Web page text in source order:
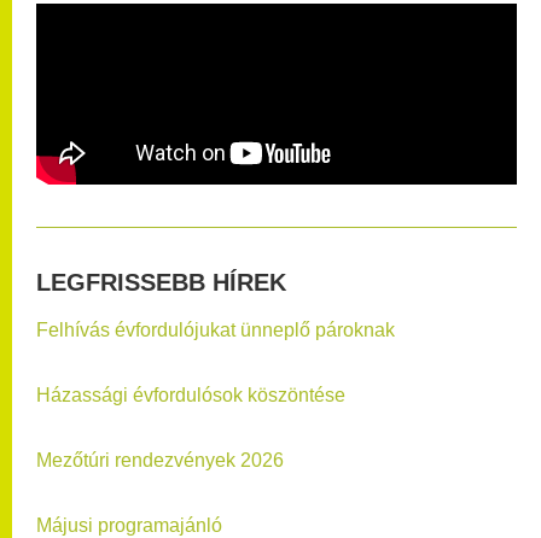
LEGFRISSEBB HÍREK
Felhívás évfordulójukat ünneplő pároknak
Házassági évfordulósok köszöntése
Mezőtúri rendezvények 2026
Májusi programajánló